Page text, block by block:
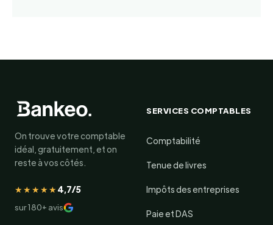
On trouve votre comptable
idéal, gratuitement, et on
reste à vos côtés.
★★★★★4,7/5
sur 180+ avis
SERVICES COMPTABLES
Comptabilité
Tenue de livres
Impôts des entreprises
Paie et DAS